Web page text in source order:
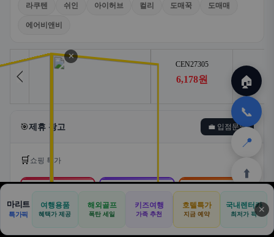
라쿠텐 쉬인 아이허브 컬리 도매꾹 도매매
에어비앤비
🎯제휴 광고 💼 입점문의
🛒 쇼핑 특가
🛒
쿠팡
로켓배송·특가
📦
알리익스프레스
🎁
테무
초저가·무료배송
🏠
✈️
공항
⛳
📋
🛒
쿠팡
🎁
테무
🏠
📞
📍
⬆️
🏠 📝
견적
🚐
기사등록
🛒
아마존
✕
마리트
특가픽
여행용품
혜택가 제공
해외골프
폭탄 세일
키즈여행
가족 추천
호텔특가
지금 예약
국내렌터카
최저가 픽 ✕